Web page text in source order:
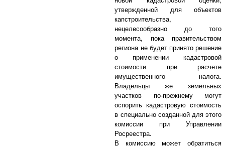
утвержденной для объектов
капстроительства,
нецелесообразно до того
момента, пока правительством
региона не будет принято решение
о применении кадастровой
стоимости при расчете
имущественного налога.
Владельцы же земельных
участков по-прежнему могут
оспорить кадастровую стоимость
в специально созданной для этого
комиссии при Управлении
Росреестра.
В комиссию может обратиться